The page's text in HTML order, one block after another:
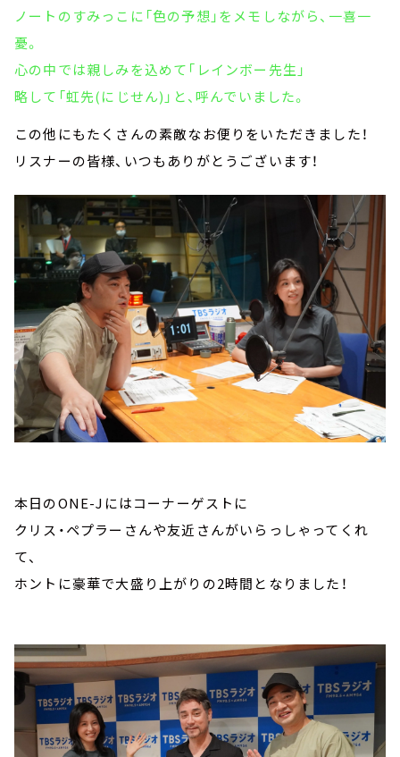
ノートのすみっこに「色の予想」をメモしながら、一喜一
憂。
心の中では親しみを込めて「レインボー先生」
略して「虹先(にじせん)」と、呼んでいました。
この他にもたくさんの素敵なお便りをいただきました！
リスナーの皆様、いつもありがとうございます！
本日のONE-Jにはコーナーゲストに
クリス・ペプラーさんや友近さんがいらっしゃってくれ
て、
ホントに豪華で大盛り上がりの2時間となりました！